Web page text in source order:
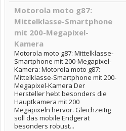
Motorola moto g87:
Mittelklasse-Smartphone
mit 200-Megapixel-
Kamera
Motorola moto g87: Mittelklasse-
Smartphone mit 200-Megapixel-
Kamera: Motorola moto g87:
Mittelklasse-Smartphone mit 200-
Megapixel-Kamera Der
Hersteller hebt besonders die
Hauptkamera mit 200
Megapixeln hervor. Gleichzeitig
soll das mobile Endgerät
besonders robust...